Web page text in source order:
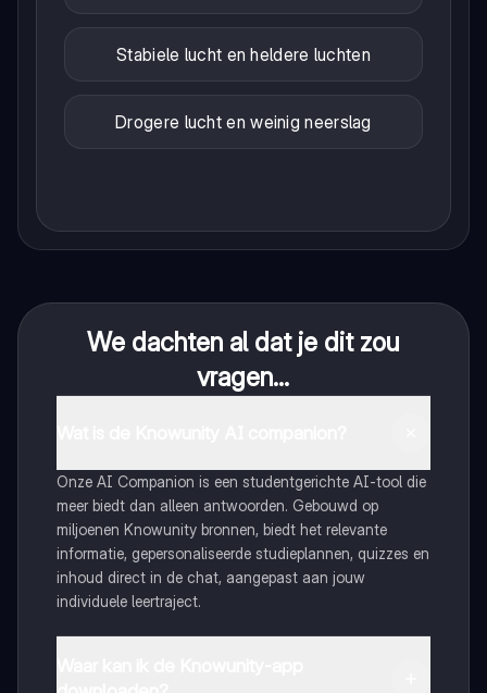
Stabiele lucht en heldere luchten
Drogere lucht en weinig neerslag
We dachten al dat je dit zou
vragen...
Onze AI Companion is een studentgerichte AI-tool die
meer biedt dan alleen antwoorden. Gebouwd op
miljoenen Knowunity bronnen, biedt het relevante
informatie, gepersonaliseerde studieplannen, quizzes en
inhoud direct in de chat, aangepast aan jouw
individuele leertraject.